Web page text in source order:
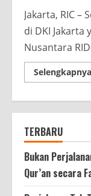
Jakarta, RIC –
di DKI Jakarta
Nusantara
Selengkapnya
TERBARU
Bukan
Qur’an secara